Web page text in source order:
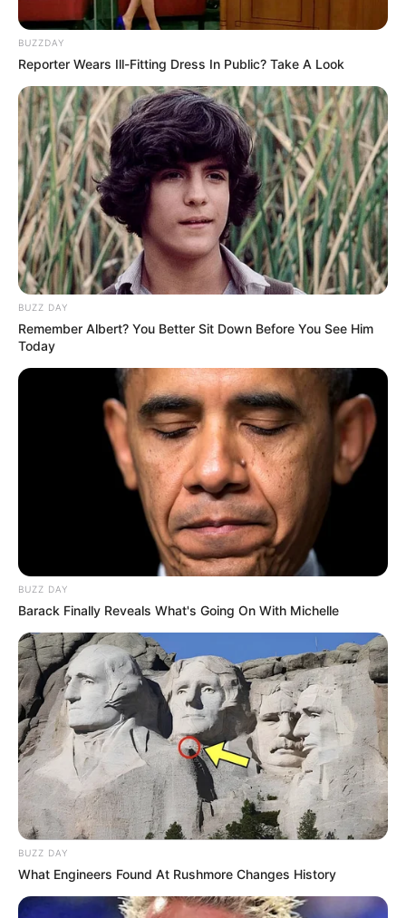
BUZZDAY
Reporter Wears Ill-Fitting Dress In Public? Take A Look
BUZZ DAY
Remember Albert? You Better Sit Down Before You See Him
Today
BUZZ DAY
Barack Finally Reveals What's Going On With Michelle
BUZZ DAY
What Engineers Found At Rushmore Changes History